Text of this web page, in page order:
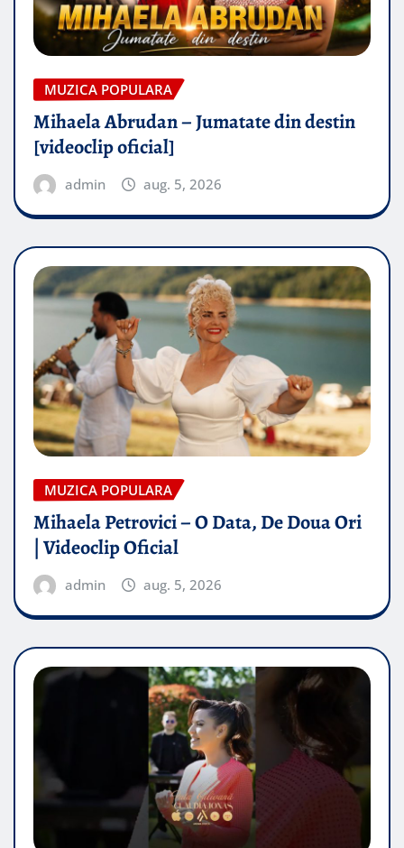
MUZICA POPULARA
Mihaela Abrudan – Jumatate din destin
[videoclip oficial]
admin aug. 5, 2026
MUZICA POPULARA
Mihaela Petrovici – O Data, De Doua Ori
| Videoclip Oficial
admin aug. 5, 2026